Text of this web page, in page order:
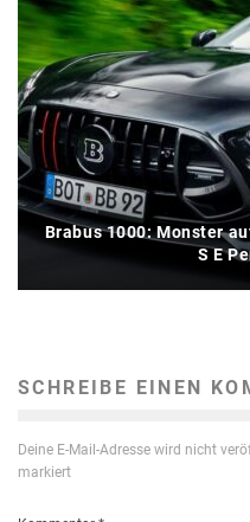
Brabus 1000: Monster
S E
SCHREIBE EINEN
Deine E-Mail-Adresse wird nicht
markiert